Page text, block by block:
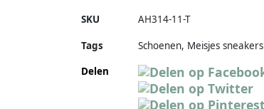
SKU AH314-11-T
Tags
Schoenen, Meisjes sneakers
Delen